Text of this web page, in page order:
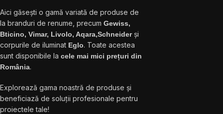
Aici găsești o gamă variată de produse de
la branduri de renume, precum Gewiss,
Bticino, Vimar, Livolo, Aqara,Schneiderși
corpurile de iluminat Eglo. Toate acestea
sunt disponibile la cele mai mici prețuri din
România.
Explorează gama noastră de produse și
beneficiază de soluții profesionale pentru
proiectele tale!